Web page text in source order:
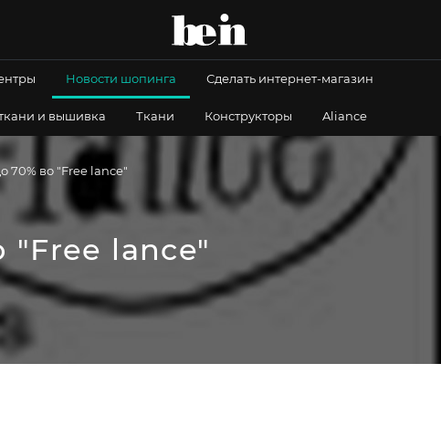
Новости шопинга Сделать интернет-магазин
и вышивка Ткани Конструкторы Aliance
70% во "Free lance"
"Free lance"